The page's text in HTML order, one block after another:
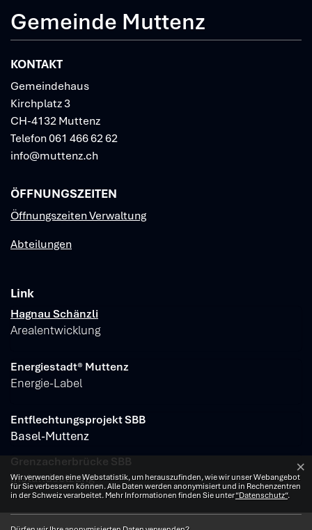
Gemeinde Muttenz
KONTAKT
Gemeindehaus
Kirchplatz 3
CH-4132 Muttenz
Telefon061 466 62 62
info@muttenz.ch
ÖFFNUNGSZEITEN
Öffnungszeiten Verwaltung
Abteilungen
Link
Verschiedene Informationen
Hagnau Schänzli
Arealentwicklung
Energiestadt® Muttenz
Energie-Label
Entflechtungsprojekt SBB
Basel-Muttenz
Grenzacherbrücke SBB
Instandsetzung
Webstatistik
Wir verwenden eine Webstatistik, um herauszufinden, wie wir unser Webangebot
für Sie verbessern können. Alle Daten werden anonymisiert und in Rechenzentren
in der Schweiz verarbeitet. Mehr Informationen finden Sie unter“Datenschutz“.
×